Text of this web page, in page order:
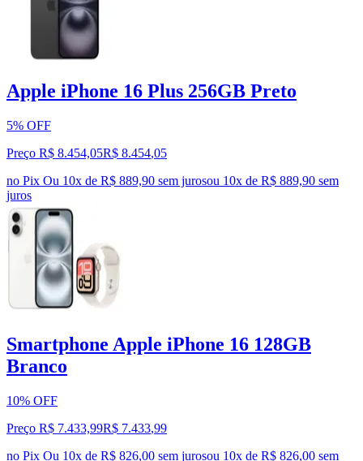
Apple iPhone 16 Plus 256GB Preto
5% OFF
Preço R$ 8.454,05R$ 8.454,05
no Pix Ou 10x de R$ 889,90 sem jurosou 10x de R$ 889,90 sem
juros
Smartphone Apple iPhone 16 128GB
Branco
10% OFF
Preço R$ 7.433,99R$ 7.433,99
no Pix Ou 10x de R$ 826,00 sem jurosou 10x de R$ 826,00 sem